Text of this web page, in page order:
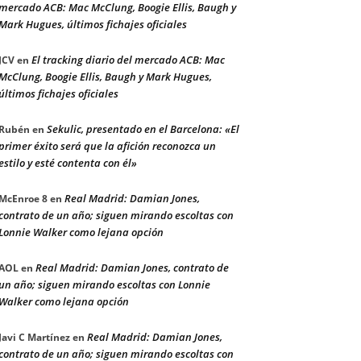
ACB: Mac McClung, Boogie Ellis, Baugh y
Hugues, últimos fichajes oficiales
JCVen El tracking diario del mercado ACB: Mac
Boogie Ellis, Baugh y Mark Hugues,
fichajes oficiales
Rubén en Sekulic, presentado en el Barcelona: «El
éxito será que la afición reconozca un
y esté contenta con él»
McEnroe 8en Real Madrid: Damian Jones,
de un año; siguen mirando escoltas con
Walker como lejana opción
en Real Madrid: Damian Jones, contrato de
año; siguen mirando escoltas con Lonnie
Walker como lejana opción
Javi C Martínezen Real Madrid: Damian Jones,
de un año; siguen mirando escoltas con